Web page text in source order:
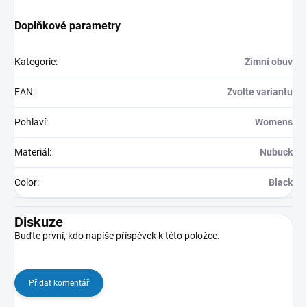
Doplňkové parametry
Kategorie: Zimní obuv
EAN: Zvolte variantu
Pohlaví: Womens
Materiál : Nubuck
Color: Black
Diskuze
Buďte první, kdo napíše příspěvek k této položce.
Přidat komentář